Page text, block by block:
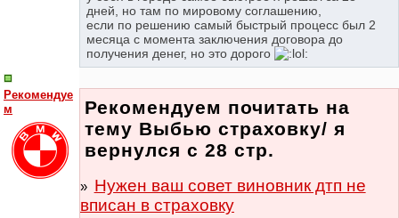
дней, но там по мировому соглашению,
если по решению самый быстрый процесс был 2
месяца с момента заключения договора до
получения денег, но это дорого
Рекомендуе
м
Рекомендуем почитать на
тему Выбью страховку/ я
вернулся с 28 стр.
Нужен ваш совет виновник дтп не
вписан в страховку